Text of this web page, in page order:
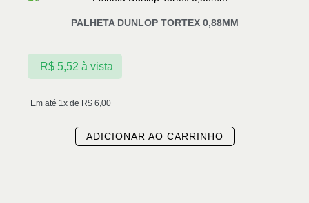
PALHETA DUNLOP TORTEX 0,88MM
Em até 1x de R$ 6,00
R$5,52 à vista
ADICIONAR AO CARRINHO